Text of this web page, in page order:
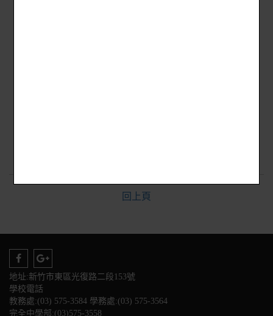
回上頁
地址:新竹市東區光復路二段153號
學校電話
教務處:(03) 575-3584 學務處:(03) 575-3564
完全中學部:(03)575-3558